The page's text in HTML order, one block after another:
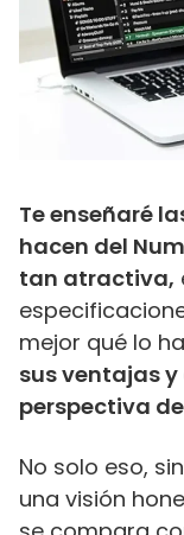
Te enseñaré
hacen del
tan atractiva,
mejor qué lo
sus ventajas
perspectiva
No solo eso,
una visión